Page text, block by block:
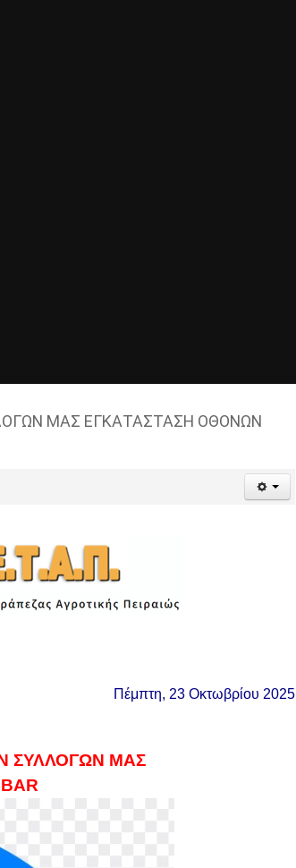
ΜΑΣ ΕΓΚΑΤΑΣΤΑΣΗ ΟΘΟΝΩΝ
Πέμπτη, 23 Οκτωβρίου 2025
ΣΥΛΛΟΓΩΝ ΜΑΣ